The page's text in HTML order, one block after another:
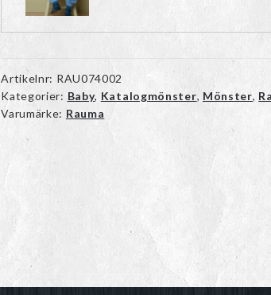
Artikelnr: RAU074002
Kategorier: Baby, Katalogmönster, Mönster,
Varumärke: Rauma